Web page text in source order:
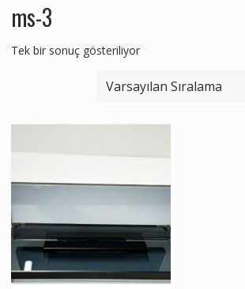
ms-3
Tek bir sonuç gösteriliyor